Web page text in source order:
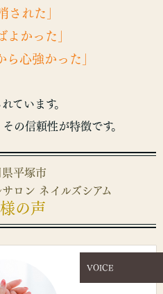
された」
よかった」
ら心強かった」
ています。
の信頼性が特徴です。
平塚市
ロン ネイルズシアム
の声
VOICE